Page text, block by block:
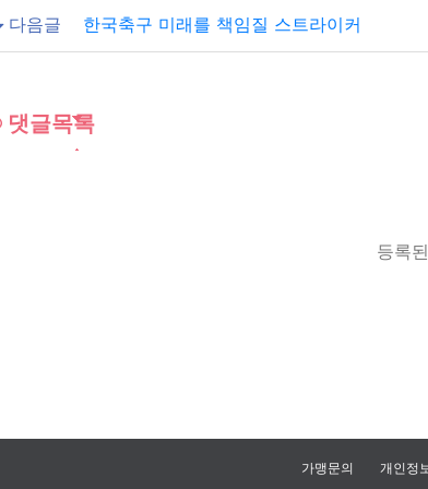
다음글 한국축구 미래를 책임질 스트라이커
댓글목록
등록
가맹문의 개인정